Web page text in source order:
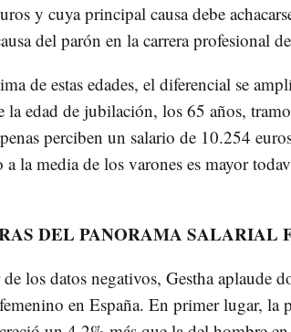
y cuya principal causa debe
del parón en la carrera profesional
de estas edades, el diferencial se
la edad de jubilación, los 65 años,
perciben un salario de 10.254
a la media de los varones es mayor
DEL PANORAMA SALARIAL
los datos negativos, Gestha aplaude
en España. En primer lugar, la